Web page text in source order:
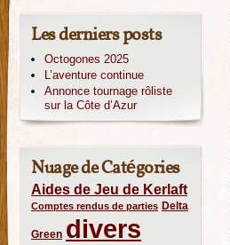
Les derniers posts
Octogones 2025
L’aventure continue
Annonce tournage rôliste
sur la Côte d’Azur
Nuage de Catégories
Aides de Jeu de Kerlaft
Comptes rendus de parties Delta
Green divers